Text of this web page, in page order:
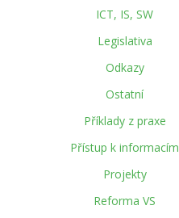
ICT, IS, SW
Legislativa
Odkazy
Ostatní
Příklady z praxe
Přístup k informacím
Projekty
Reforma VS